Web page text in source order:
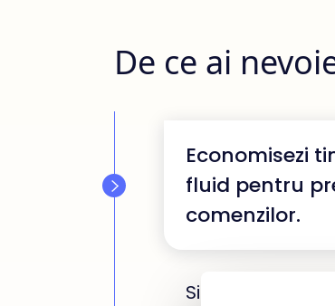
De ce ai
Economisezi
fluid pentru
comenzilor.
Siguranta